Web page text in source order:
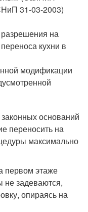
31-03-2003)
на
кухни в
модификации
оснований
переносить на
максимально
первом этаже
не задеваются,
опираясь на